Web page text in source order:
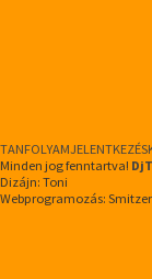
TANFOLYAMJELENTKEZÉS
Minden jog fenntartva!
Dizájn: Toni
Webprogramozás: